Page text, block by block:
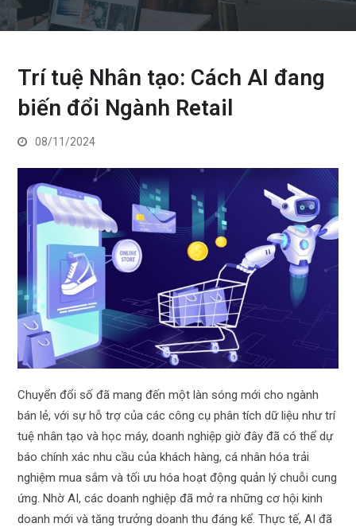
Trí tuệ Nhân tạo: Cách AI đang
biến đổi Ngành Retail
08/11/2024
Chuyển đổi số đã mang đến một làn sóng mới cho ngành
bán lẻ, với sự hỗ trợ của các công cụ phân tích dữ liệu như trí
tuệ nhân tạo và học máy, doanh nghiệp giờ đây đã có thể dự
báo chính xác nhu cầu của khách hàng, cá nhân hóa trải
nghiệm mua sắm và tối ưu hóa hoạt động quản lý chuỗi cung
ứng. Nhờ AI, các doanh nghiệp đã mở ra những cơ hội kinh
doanh mới và tăng trưởng doanh thu đáng kể. Thực tế, AI đã